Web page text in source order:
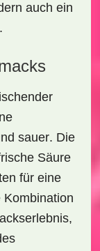
auch ein
sauer. Die
Säure
für eine
Kombination